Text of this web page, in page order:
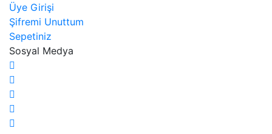
Üye Girişi
Şifremi Unuttum
Sepetiniz
Sosyal Medya